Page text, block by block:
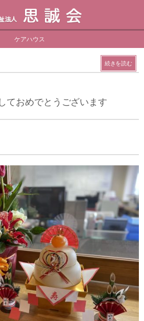
ケアハウス
続きを読む
ておめでとうございます